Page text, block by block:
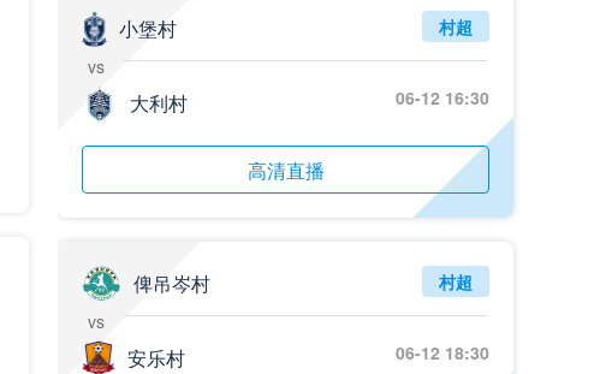
标签
标签
标签
欧联杯决赛
标签
2025年5月23日
标签
小堡村
vs
大利村
村超
06-12 16:30
高清直播
俾吊岑村
vs
安乐村
村超
06-12 18:30